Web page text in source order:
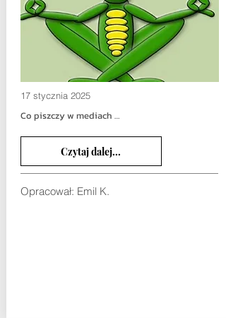
17 stycznia 2025
Co piszczy w mediach …
Czytaj dalej...
Opracował: Emil K.